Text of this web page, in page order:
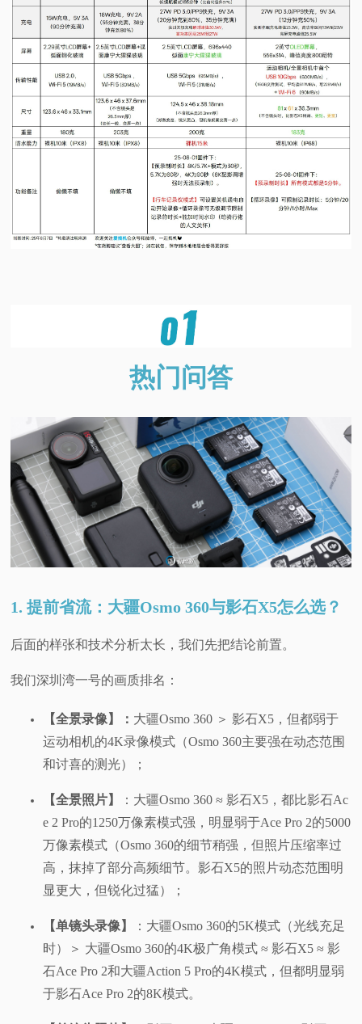
热门问答
1. 提前省流：大疆Osmo 360与影石X5怎么选？
后面的样张和技术分析太长，我们先把结论前置。
我们深圳湾一号的画质排名：
【全景录像】： 大疆Osmo 360 ＞ 影石X5，但都弱于
运动相机的4K录像模式（Osmo 360主要强在动态范围
和讨喜的测光）；
【全景照片】
：大疆Osmo 360 ≈ 影石X5，都比影石Ac
e 2 Pro的1250万像素模式强，明显弱于Ace Pro 2的5000
万像素模式（Osmo 360的细节稍强，但照片压缩率过
高，抹掉了部分高频细节。影石X5的照片动态范围明
显更大，但锐化过猛）；
【单镜头录像】
：大疆Osmo 360的5K模式（光线充足
时）＞ 大疆Osmo 360的4K极广角模式 ≈ 影石X5 ≈ 影
石Ace Pro 2和大疆Action 5 Pro的4K模式，但都明显弱
于影石Ace Pro 2的8K模式。